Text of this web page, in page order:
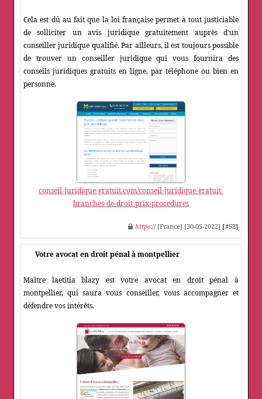
Cela est dû au fait que la loi française permet à tout justiciable
de solliciter un avis juridique gratuitement auprès d'un
conseiller juridique qualifié. Par ailleurs, il est toujours possible
de trouver un conseiller juridique qui vous fournira des
conseils juridiques gratuits en ligne, par téléphone ou bien en
personne.
conseil-juridique-gratuit.com/conseil-juridique-gratuit-
branches-de-droit-prix-procedures
https:// [France] [30-05-2022] [#52]
Votre avocat en droit pénal à montpellier
Maître laetitia blazy est votre avocat en droit pénal à
montpellier, qui saura vous conseiller, vous accompagner et
défendre vos intérêts.